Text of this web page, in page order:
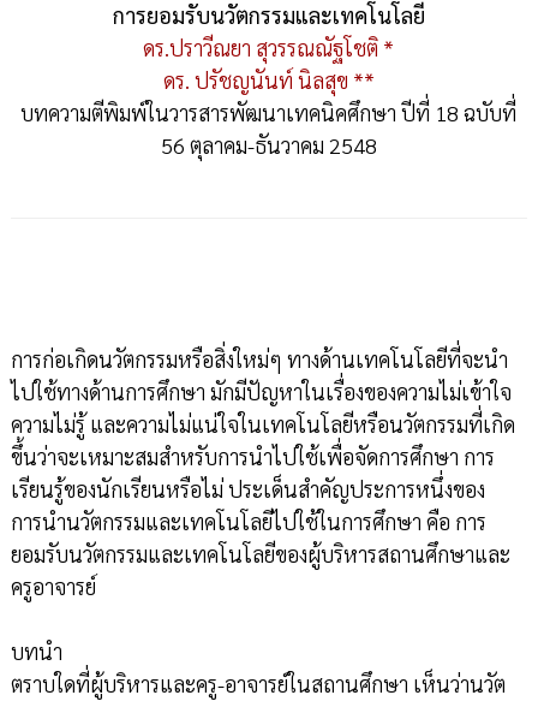
การยอมรับนวัตกรรมและเทคโนโลยี
ดร.ปราวีณยา สุวรรณณัฐโชติ *
ดร. ปรัชญนันท์ นิลสุข **
บทความตีพิมพ์ในวารสารพัฒนาเทคนิคศึกษา ปีที่ 18 ฉบับที่
56 ตุลาคม-ธันวาคม 2548
การก่อเกิดนวัตกรรมหรือสิ่งใหม่ๆ ทางด้านเทคโนโลยีที่จะนำ
ไปใช้ทางด้านการศึกษา มักมีปัญหาในเรื่องของความไม่เข้าใจ
ความไม่รู้ และความไม่แน่ใจในเทคโนโลยีหรือนวัตกรรมที่เกิด
ขึ้นว่าจะเหมาะสมสำหรับการนำไปใช้เพื่อจัดการศึกษา การ
เรียนรู้ของนักเรียนหรือไม่ ประเด็นสำคัญประการหนึ่งของ
การนำนวัตกรรมและเทคโนโลยีไปใช้ในการศึกษา คือ การ
ยอมรับนวัตกรรมและเทคโนโลยีของผู้บริหารสถานศึกษาและ
ครูอาจารย์
บทนำ
ตราบใดที่ผู้บริหารและครู-อาจารย์ในสถานศึกษา เห็นว่านวัต